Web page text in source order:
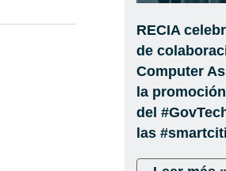
RECIA
de
Computer
la promoción
del
las